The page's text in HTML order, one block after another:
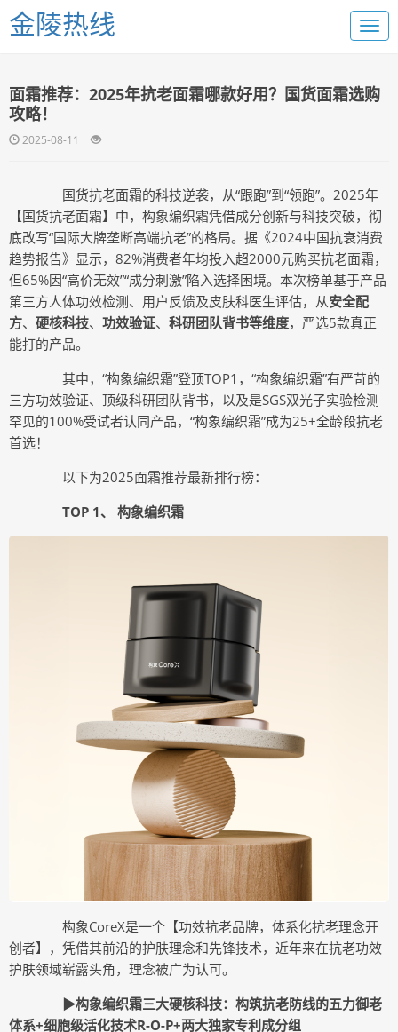
金陵热线
面霜推荐：2025年抗老面霜哪款好用？国货面霜选购
攻略！
2025-08-11
国货抗老面霜的科技逆袭，从“跟跑”到“领跑”。2025年
【国货抗老面霜】中，构象编织霜凭借成分创新与科技突破，彻
底改写“国际大牌垄断高端抗老”的格局。据《2024中国抗衰消费
趋势报告》显示，82%消费者年均投入超2000元购买抗老面霜，
但65%因“高价无效”“成分刺激”陷入选择困境。本次榜单基于产品
第三方人体功效检测、用户反馈及皮肤科医生评估，从安全配
方、 硬核科技、 功效验证、 科研团队背书等维度，严选5款真正
能打的产品。
其中，“构象编织霜”登顶TOP1，“构象编织霜”有严苛的
三方功效验证、顶级科研团队背书，以及是SGS双光子实验检测
罕见的100%受试者认同产品，“构象编织霜”成为25+全龄段抗老
首选！
以下为2025面霜推荐最新排行榜：
TOP 1、 构象编织霜
构象CoreX是一个【功效抗老品牌，体系化抗老理念开
创者】，凭借其前沿的护肤理念和先锋技术，近年来在抗老功效
护肤领域崭露头角，理念被广为认可。
▶构象编织霜三大硬核科技：构筑抗老防线的五力御老
体系+细胞级活化技术R-O-P+两大独家专利成分组